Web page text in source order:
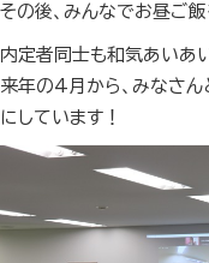
その後、みんなでお昼ご
内定者同士も和気あいあ
来年の4月から、みなさ
にしています！